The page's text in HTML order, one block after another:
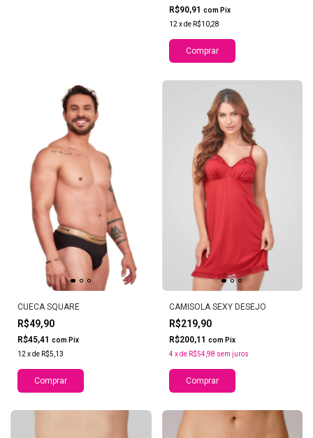
R$90,91 com Pix
12 xde R$10,28
Comprar
CUECA SQUARE
R$49,90
R$45,41 com Pix
12xde R$5,13
Comprar
CAMISOLA SEXY DESEJO
R$219,90
R$200,11 com Pix
4 xde R$54,98 sem juros
Comprar